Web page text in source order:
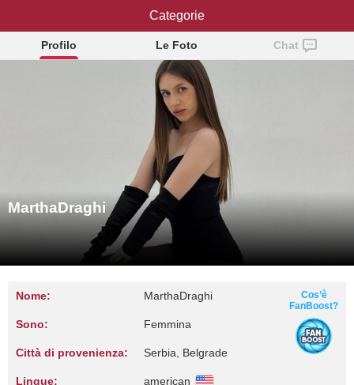
MarthaDraghi
Profilo Le Foto Chat
MarthaDraghi
Nome: MarthaDraghi
Sono: Femmina
Città di provenienza: Serbia, Belgrade
Lingue: american
Cos’è
FanBoost?
Categorie